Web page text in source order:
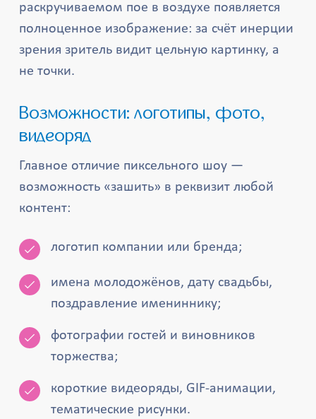
раскручиваемом пое в воздухе появляется
полноценное изображение: за счёт инерции
зрения зритель видит цельную картинку, а
не точки.
Возможности: логотипы, фото,
видеоряд
Главное отличие пиксельного шоу —
возможность «зашить» в реквизит любой
контент:
логотип компании или бренда;
имена молодожёнов, дату свадьбы,
поздравление имениннику;
фотографии гостей и виновников
торжества;
короткие видеоряды, GIF-анимации,
тематические рисунки.